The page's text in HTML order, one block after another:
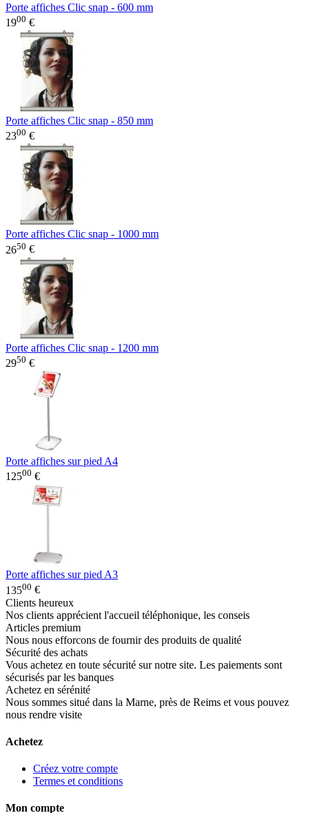
Porte affiches Clic snap - 600 mm
1900 €
Porte affiches Clic snap - 850 mm
2300 €
Porte affiches Clic snap - 1000 mm
2650 €
Porte affiches Clic snap - 1200 mm
2950 €
Porte affiches sur pied A4
12500 €
Porte affiches sur pied A3
13500 €
Clients heureux
Nos clients apprécient l'accueil téléphonique, les conseis
Articles premium
Nous nous efforcons de fournir des produits de qualité
Sécurité des achats
Vous achetez en toute sécurité sur notre site. Les paiements sont
sécurisés par les banques
Achetez en sérénité
Nous sommes situé dans la Marne, près de Reims et vous pouvez
nous rendre visite
Achetez
Créez votre compte
Termes et conditions
Mon compte